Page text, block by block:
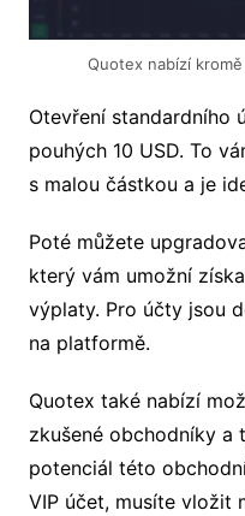
Quotex nabízí
Otevření standardního
pouhých 10 USD. To
s malou částkou a je
Poté můžete
který vám umožní
výplaty. Pro účty jsou
na platformě.
Quotex také nabízí
zkušené obchodníky
potenciál této
VIP účet, musíte vložit